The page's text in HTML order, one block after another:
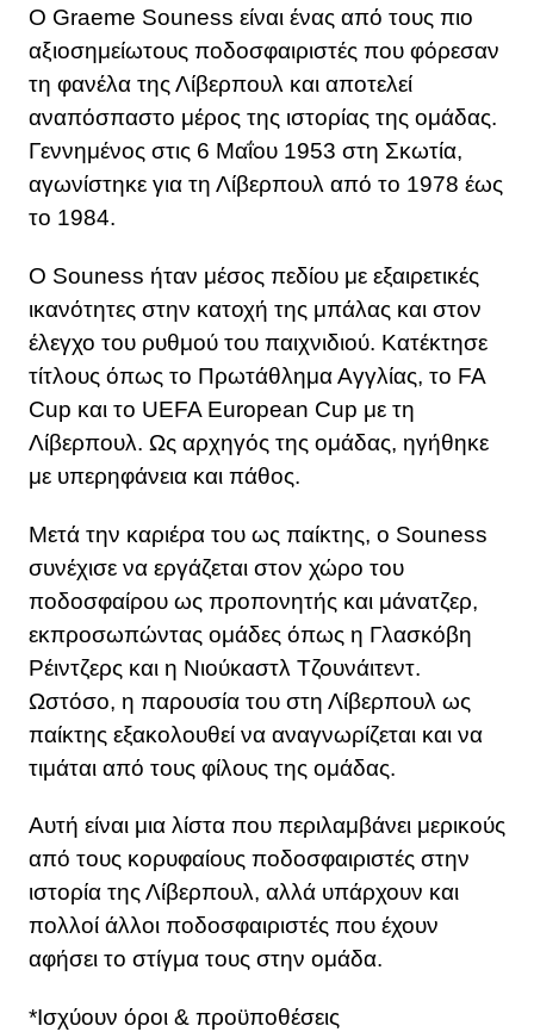
Ο Graeme Souness είναι ένας από τους πιο
αξιοσημείωτους ποδοσφαιριστές που φόρεσαν
τη φανέλα της Λίβερπουλ και αποτελεί
αναπόσπαστο μέρος της ιστορίας της ομάδας.
Γεννημένος στις 6 Μαΐου 1953 στη Σκωτία,
αγωνίστηκε για τη Λίβερπουλ από το 1978 έως
το 1984.
Ο Souness ήταν μέσος πεδίου με εξαιρετικές
ικανότητες στην κατοχή της μπάλας και στον
έλεγχο του ρυθμού του παιχνιδιού. Κατέκτησε
τίτλους όπως το Πρωτάθλημα Αγγλίας, το FA
Cup και το UEFA European Cup με τη
Λίβερπουλ. Ως αρχηγός της ομάδας, ηγήθηκε
με υπερηφάνεια και πάθος.
Μετά την καριέρα του ως παίκτης, ο Souness
συνέχισε να εργάζεται στον χώρο του
ποδοσφαίρου ως προπονητής και μάνατζερ,
εκπροσωπώντας ομάδες όπως η Γλασκόβη
Ρέιντζερς και η Νιούκαστλ Τζουνάιτεντ.
Ωστόσο, η παρουσία του στη Λίβερπουλ ως
παίκτης εξακολουθεί να αναγνωρίζεται και να
τιμάται από τους φίλους της ομάδας.
Αυτή είναι μια λίστα που περιλαμβάνει μερικούς
από τους κορυφαίους ποδοσφαιριστές στην
ιστορία της Λίβερπουλ, αλλά υπάρχουν και
πολλοί άλλοι ποδοσφαιριστές που έχουν
αφήσει το στίγμα τους στην ομάδα.
*Ισχύουν όροι & προϋποθέσεις